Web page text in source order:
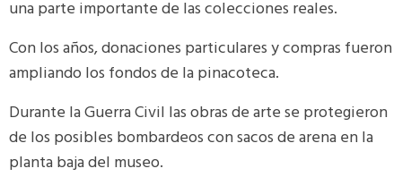
una parte importante de las colecciones reales.
Con los años, donaciones particulares y compras fueron
ampliando los fondos de la pinacoteca.
Durante la Guerra Civil las obras de arte se protegieron
de los posibles bombardeos con sacos de arena en la
planta baja del museo.